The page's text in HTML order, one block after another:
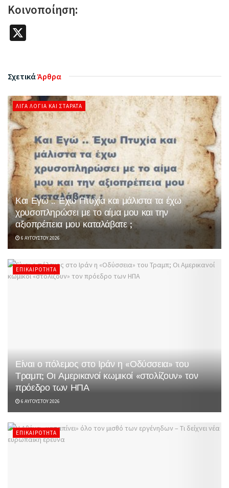
Κοινοποίηση:
ΣχετικάΆρθρα
ΛΊΓΑ ΛΌΓΙΑ ΚΑΙ ΣΤΑΡΆΤΑ
Και Εγώ .. Έχω Πτυχία και μάλιστα τα έχω
χρυσοπληρώσει με το αίμα μου και την
αξιοπρέπεια μου καταλάβατε ;
6 ΑΥΓΟΎΣΤΟΥ 2026
ΕΠΙΚΑΙΡΌΤΗΤΑ
Είναι ο πόλεμος στο Ιράν η «Οδύσσεια» του
Τραμπ; Οι Αμερικανοί κωμικοί «στολίζουν» τον
πρόεδρο των ΗΠΑ
6 ΑΥΓΟΎΣΤΟΥ 2026
ΕΠΙΚΑΙΡΌΤΗΤΑ